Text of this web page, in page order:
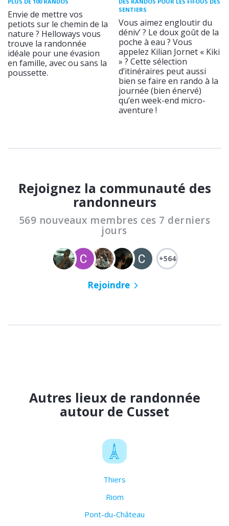
Envie de mettre vos
petiots sur le chemin de la
nature ? Helloways vous
trouve la randonnée
idéale pour une évasion
en famille, avec ou sans la
poussette.
SENTIERS
Vous aimez engloutir du
déniv’ ? Le doux goût de la
poche à eau ? Vous
appelez Kilian Jornet « Kiki
» ? Cette sélection
d’itinéraires peut aussi
bien se faire en rando à la
journée (bien énervé)
qu’en week-end micro-
aventure !
Rejoignez la communauté des
randonneurs
569 nouveaux membres ces 7 derniers
jours
+564
Rejoindre
Autres lieux de randonnée
autour de Cusset
Thiers
Riom
Pont-du-Château